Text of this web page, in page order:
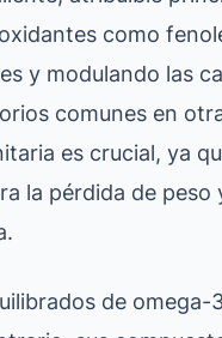
como
y modulando las
comunes en
es crucial, ya
la pérdida de peso
de omega-